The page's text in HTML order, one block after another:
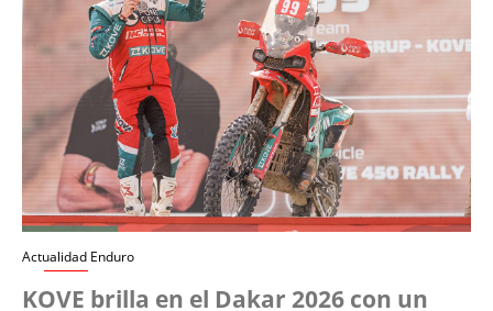
Actualidad Enduro
KOVE brilla en el Dakar 2026 con un